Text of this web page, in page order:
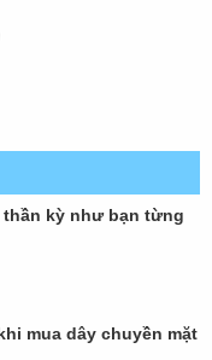
kỳ như bạn từng
mua dây chuyền mặt